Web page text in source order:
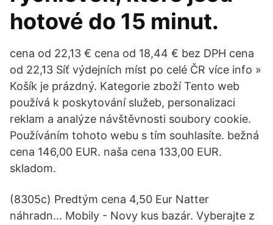
hotové do 15 minut.
cena od 22,13 € cena od 18,44 € bez DPH cena
od 22,13 Síť výdejních míst po celé ČR více info »
Košík je prázdný. Kategorie zboží Tento web
používá k poskytování služeb, personalizaci
reklam a analýze návštěvnosti soubory cookie.
Používáním tohoto webu s tím souhlasíte. bežná
cena 146,00 EUR. naša cena 133,00 EUR.
skladom.
(8305c) Predtým cena 4,50 Eur Natter
náhradn… Mobily - Novy kus bazár. Vyberajte z